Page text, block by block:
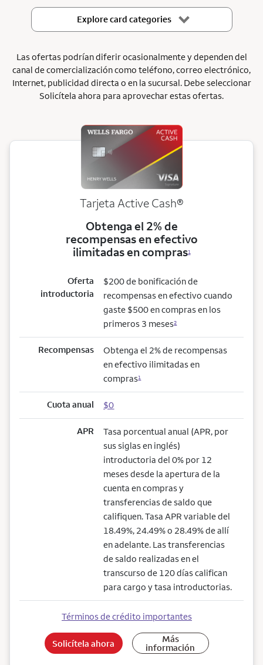
Explore card categories
Las ofertas podrían diferir ocasionalmente y dependen del
canal de comercialización como teléfono, correo electrónico,
Internet, publicidad directa o en la sucursal. Debe seleccionar
Solicítela ahora para aprovechar estas ofertas.
Tarjeta Active Cash®
Obtenga el 2% de
recompensas en efectivo
ilimitadas en compras1
Oferta
introductoria
$200 de bonificación de
recompensas en efectivo cuando
gaste $500 en compras en los
primeros 3 meses2
Recompensas
Obtenga el 2% de recompensas
en efectivo ilimitadas en
compras1
Cuota anual $0
APR
Tasa porcentual anual (APR, por
sus siglas en inglés)
introductoria del 0% por 12
meses desde la apertura de la
cuenta en compras y
transferencias de saldo que
califiquen. Tasa APR variable del
18.49%, 24.49% o 28.49% de allí
en adelante. Las transferencias
de saldo realizadas en el
transcurso de 120 días califican
para cargo y tasa introductorias.
Términos de crédito importantes
Solicítela ahora Más
información